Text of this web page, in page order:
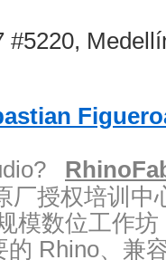
#5220,
厂授权培训中
模数位工作
Rhino、兼